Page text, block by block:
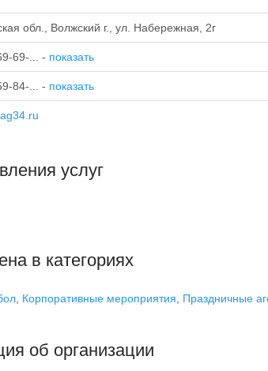
обл., Волжский г., ул. Набережная, 2г
69-... - показать
84-... - показать
услуг
в категориях
Корпоративные мероприятия Праздничные
об организации